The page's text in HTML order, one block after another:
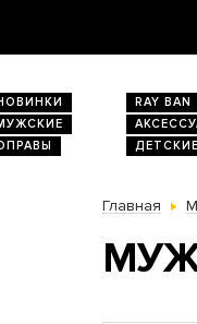
RAY BAN
ДЕТСКИЕ
Главная